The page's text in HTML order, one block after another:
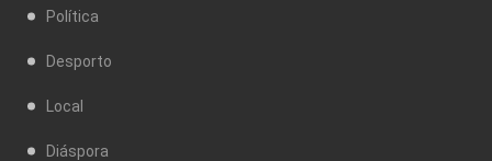
Política
Desporto
Local
Diáspora